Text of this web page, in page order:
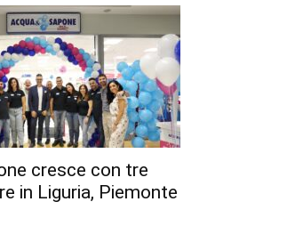
cresce con tre
in Liguria, Piemonte